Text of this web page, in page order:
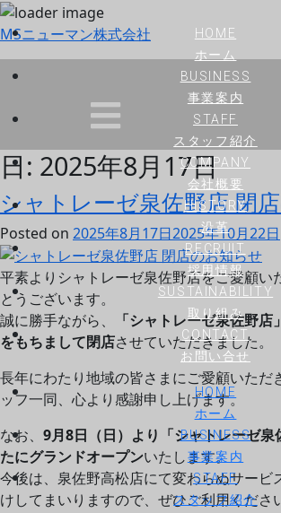
MSニューマン株式会社
HOME
ホーム
BUSINESS
事業案内
STAFF
スタッフ紹介
COMPANY
会社概要
HISTORY
沿革
RECRUIT
採用情報
SUSTAINABILITY
取り組み
CONTACT
お問い合せ
HOME
ホーム
BUSINESS
事業案内
STAFF
スタッフ紹介
日: 2025年8月17日
シャトレーゼ泉佐野店 閉
Posted on 2025年8月17日2025年10月22日
平素よりシャトレーゼ泉佐野店をご愛顧い
とうございます。
誠に勝手ながら、
「シャトレーゼ泉佐野
をもちまして閉店させていただきました。
長年にわたり地域の皆さまにご愛顧いただ
ッフ一同、心より感謝申し上げます。
なお、 9月8日（日）より「シャトレーゼ泉
たにグランドオープンいたします。
今後は、泉佐野高松店にて変わらぬサービ
けしてまいりますので、ぜひご利用くださ